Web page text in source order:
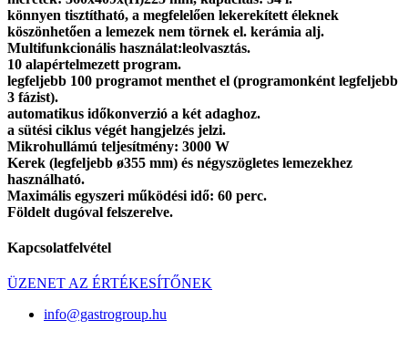
könnyen tisztítható, a megfelelően lekerekített éleknek
köszönhetően a lemezek nem törnek el. kerámia alj.
Multifunkcionális használat:leolvasztás.
10 alapértelmezett program.
legfeljebb 100 programot menthet el (programonként legfeljebb
3 fázist).
automatikus időkonverzió a két adaghoz.
a sütési ciklus végét hangjelzés jelzi.
Mikrohullámú teljesítmény: 3000 W
Kerek (legfeljebb ø355 mm) és négyszögletes lemezekhez
használható.
Maximális egyszeri működési idő: 60 perc.
Földelt dugóval felszerelve.
Kapcsolatfelvétel
ÜZENET AZ ÉRTÉKESÍTŐNEK
info@gastrogroup.hu